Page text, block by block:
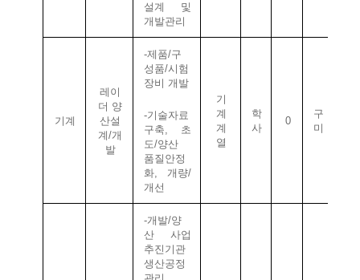
설계
및
개발관리
기계
레이
더 양
산설
계/개
발
-제품/구
성품/시험
장비 개발
기
계
계
열
학
사
0
구
미
-기술자료
구축, 초
도/양산
품질안정
화, 개량/
개선
-개발/양
산
사업
추진기관
생산공정